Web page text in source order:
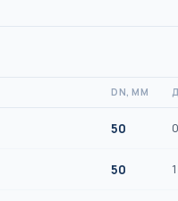
DN, ММ
50
50